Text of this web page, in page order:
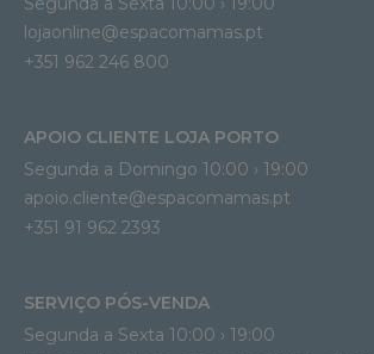
lojaonline@espacomamas.pt
+351 962 246 800
APOIO CLIENTE LOJA PORTO
Segunda a Domingo 10:00 › 19:00
apoio.cliente@espacomamas.pt
+351 91 962 2393
SERVIÇO PÓS-VENDA
Segunda a Sexta 10:00 › 19:00